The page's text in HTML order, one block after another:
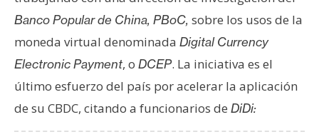
m
A
Banco Popular de China, PBoC, sobre los usos de la
moneda virtual denominada Digital Currency
Electronic Payment, o DCEP. La iniciativa es el
último esfuerzo del país por acelerar la aplicación
de su CBDC, citando a funcionarios de DiDi: